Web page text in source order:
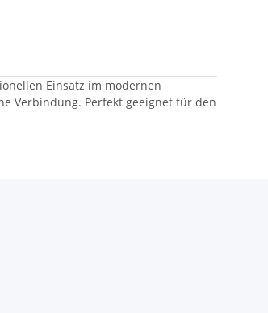
Einsatz im modernen
Verbindung. Perfekt geeignet für den